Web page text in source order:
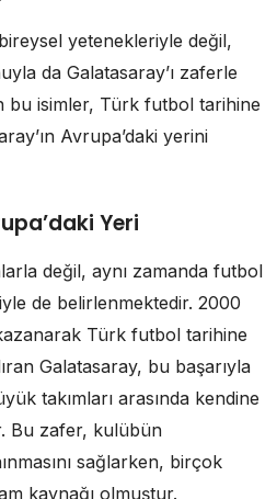
yetenekleriyle değil,
da Galatasaray’ı zaferle
bu isimler, Türk futbol tarihine
Avrupa’daki yerini
Yeri
değil, aynı zamanda futbol
de belirlenmektedir. 2000
kazanarak Türk futbol tarihine
Galatasaray, bu başarıyla
takımları arasında kendine
Bu zafer, kulübün
sağlarken, birçok
kaynağı olmuştur.